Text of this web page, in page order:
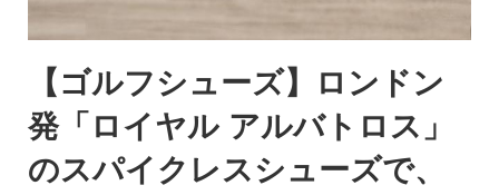
【ゴルフシューズ】ロンドン
発「ロイヤル アルバトロス」
のスパイクレスシューズで、